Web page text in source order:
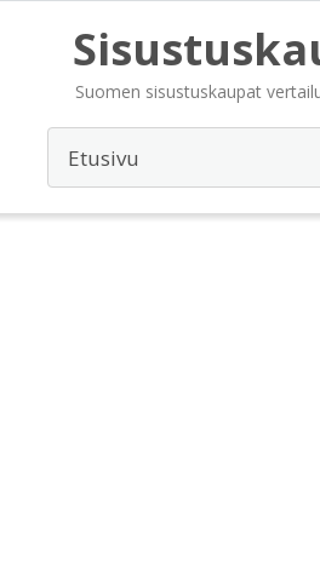
Suomen sisustuskaupat